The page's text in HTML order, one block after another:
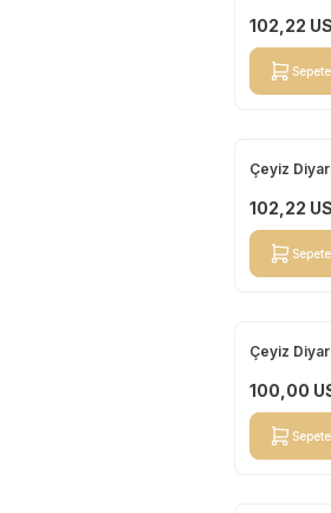
102,22
Yeni
Çeyiz
102,22
Yeni
Çeyiz
100,00